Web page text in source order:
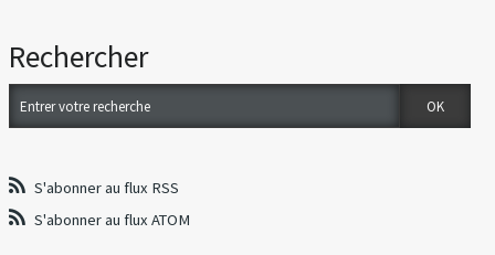
Rechercher
S'abonner au flux RSS
S'abonner au flux ATOM